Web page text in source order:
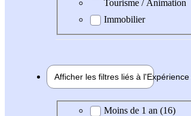
Tourisme / Animation
Immobilier
Afficher les filtres liés à l'Expérience
Expérience demandée
Moins de 1 an (16)